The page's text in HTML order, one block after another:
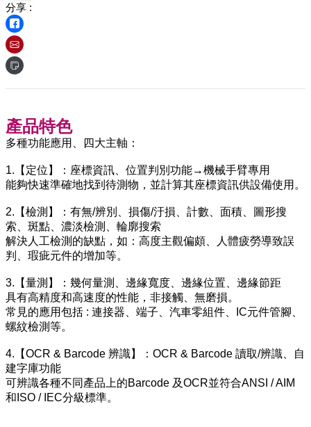
分享 :
產品特色
多種功能應用、四大主軸：
1.【定位】：座標資訊、位置判別功能→機械手臂專用
能夠快速準確地找到待測物，並計算其座標資訊供設備使用。
2.【檢測】：有無/辨別、損傷/汙損、計數、面積、圖形搜
索、斑點、濃淡檢測、輪廓搜索
解決人工檢測的缺點，如：高度主觀偏頗、人體疲勞導致誤
判、瑕疵元件的增加等。
3.【量測】：幾何量測、邊緣寬度、邊緣位置、邊緣節距
具有高精度和高速度的性能，非接觸、無磨損。
常見的應用包括 : 連接器、端子、汽車零組件、IC元件管腳、
螺紋檢測等。
4.【OCR & Barcode 辨識】：OCR & Barcode 讀取/辨識、自
建字庫功能
可辨識各種不同產品上的Barcode 及OCR並符合ANSI / AIM
和ISO / IEC分級標準。